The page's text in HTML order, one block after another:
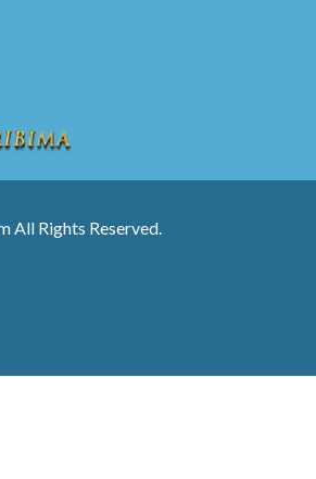
All Rights Reserved.